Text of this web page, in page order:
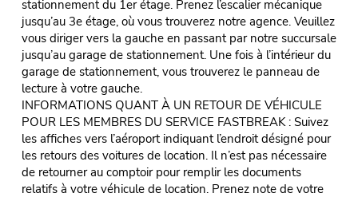
stationnement du 1er étage. Prenez l’escalier mécanique
jusqu’au 3e étage, où vous trouverez notre agence. Veuillez
vous diriger vers la gauche en passant par notre succursale
jusqu’au garage de stationnement. Une fois à l’intérieur du
garage de stationnement, vous trouverez le panneau de
lecture à votre gauche.
INFORMATIONS QUANT À UN RETOUR DE VÉHICULE
POUR LES MEMBRES DU SERVICE FASTBREAK : Suivez
les affiches vers l’aéroport indiquant l’endroit désigné pour
les retours des voitures de location. Il n’est pas nécessaire
de retourner au comptoir pour remplir les documents
relatifs à votre véhicule de location. Prenez note de votre